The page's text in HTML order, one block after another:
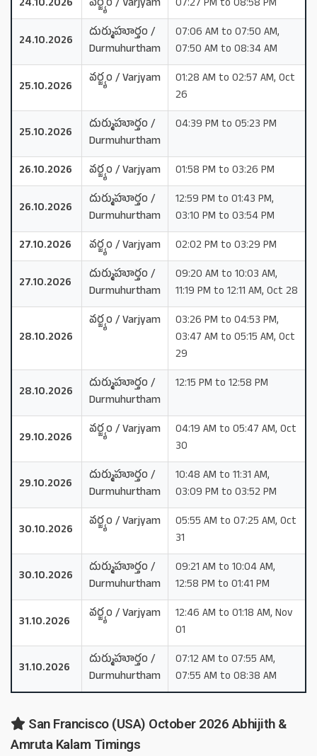
24.10.2026 వర్జ్యం / Varjyam 07:27 PM to 08:58 PM
24.10.2026
దుర్ముహూర్తం /
Durmuhurtham
07:06 AM to 07:50 AM,
07:50 AM to 08:34 AM
25.10.2026
వర్జ్యం / Varjyam
01:28 AM to 02:57 AM, Oct
26
25.10.2026
దుర్ముహూర్తం /
Durmuhurtham
04:39 PM to 05:23 PM
26.10.2026 వర్జ్యం / Varjyam 01:58 PM to 03:26 PM
26.10.2026
దుర్ముహూర్తం /
Durmuhurtham
12:59 PM to 01:43 PM,
03:10 PM to 03:54 PM
27.10.2026
వర్జ్యం / Varjyam 02:02 PM to 03:29 PM
27.10.2026
దుర్ముహూర్తం /
Durmuhurtham
09:20 AM to 10:03 AM,
11:19 PM to 12:11 AM, Oct 28
28.10.2026
వర్జ్యం / Varjyam
03:26 PM to 04:53 PM,
03:47 AM to 05:15 AM, Oct
29
28.10.2026
దుర్ముహూర్తం /
Durmuhurtham
12:15 PM to 12:58 PM
29.10.2026
వర్జ్యం / Varjyam
04:19 AM to 05:47 AM, Oct
30
29.10.2026
దుర్ముహూర్తం /
Durmuhurtham
10:48 AM to 11:31 AM,
03:09 PM to 03:52 PM
30.10.2026
వర్జ్యం / Varjyam
05:55 AM to 07:25 AM, Oct
31
30.10.2026
దుర్ముహూర్తం /
Durmuhurtham
09:21 AM to 10:04 AM,
12:58 PM to 01:41 PM
31.10.2026
వర్జ్యం / Varjyam
12:46 AM to 01:18 AM, Nov
01
31.10.2026
దుర్ముహూర్తం /
Durmuhurtham
07:12 AM to 07:55 AM,
07:55 AM to 08:38 AM
San Francisco (USA) October 2026 Abhijith &
Amruta Kalam Timings